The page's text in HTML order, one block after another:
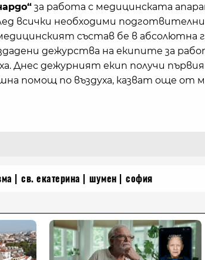
за работа с медицинската
всички необходими
състав бе в абсолютна
дежурства на екипите за
Днес дежурният екип получи първия
помощ по въздуха, казват още
св. екатерина шумен софия